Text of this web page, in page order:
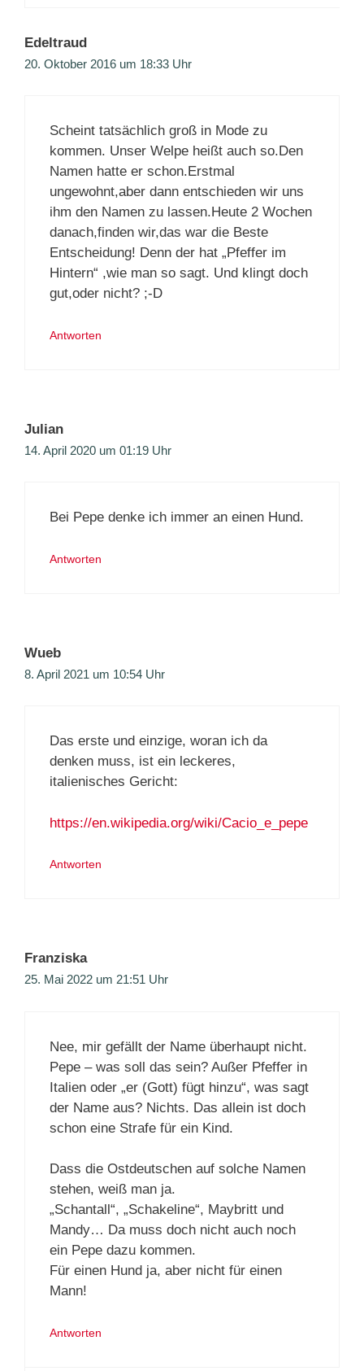
Edeltraud
20. Oktober 2016 um 18:33 Uhr
Scheint tatsächlich groß in Mode zu
kommen. Unser Welpe heißt auch so.Den
Namen hatte er schon.Erstmal
ungewohnt,aber dann entschieden wir uns
ihm den Namen zu lassen.Heute 2 Wochen
danach,finden wir,das war die Beste
Entscheidung! Denn der hat „Pfeffer im
Hintern“ ,wie man so sagt. Und klingt doch
gut,oder nicht? ;-D
Antworten
Julian
14. April 2020 um 01:19 Uhr
Bei Pepe denke ich immer an einen Hund.
Antworten
Wueb
8. April 2021 um 10:54 Uhr
Das erste und einzige, woran ich da
denken muss, ist ein leckeres,
italienisches Gericht:
https://en.wikipedia.org/wiki/Cacio_e_pepe
Antworten
Franziska
25. Mai 2022 um 21:51 Uhr
Nee, mir gefällt der Name überhaupt nicht.
Pepe – was soll das sein? Außer Pfeffer in
Italien oder „er (Gott) fügt hinzu“, was sagt
der Name aus? Nichts. Das allein ist doch
schon eine Strafe für ein Kind.
Dass die Ostdeutschen auf solche Namen
stehen, weiß man ja.
„Schantall“, „Schakeline“, Maybritt und
Mandy… Da muss doch nicht auch noch
ein Pepe dazu kommen.
Für einen Hund ja, aber nicht für einen
Mann!
Antworten